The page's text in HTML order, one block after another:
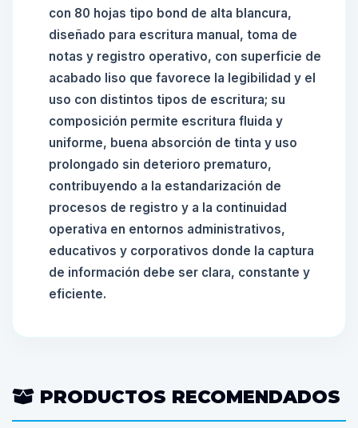
con 80 hojas tipo bond de alta blancura,
diseñado para escritura manual, toma de
notas y registro operativo, con superficie de
acabado liso que favorece la legibilidad y el
uso con distintos tipos de escritura; su
composición permite escritura fluida y
uniforme, buena absorción de tinta y uso
prolongado sin deterioro prematuro,
contribuyendo a la estandarización de
procesos de registro y a la continuidad
operativa en entornos administrativos,
educativos y corporativos donde la captura
de información debe ser clara, constante y
eficiente.
PRODUCTOS RECOMENDADOS